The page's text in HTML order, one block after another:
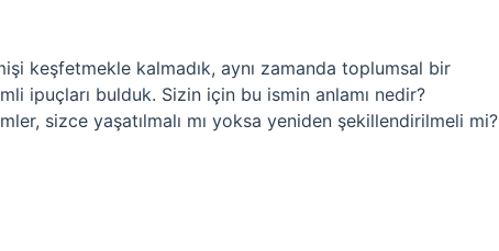
keşfetmekle kalmadık, aynı zamanda toplumsal bir
ipuçları bulduk. Sizin için bu ismin anlamı nedir?
sizce yaşatılmalı mı yoksa yeniden şekillendirilmeli mi?